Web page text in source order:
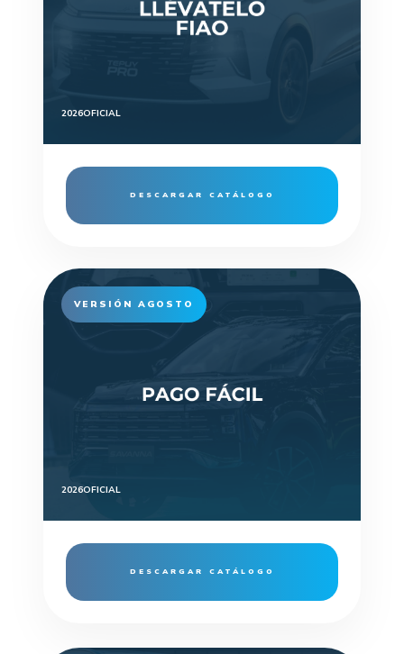
2026OFICIAL
DESCARGAR CATÁLOGO
VERSIÓN AGOSTO
2026OFICIAL
DESCARGAR CATÁLOGO